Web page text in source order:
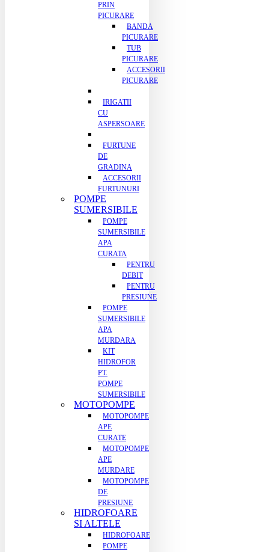
PRIN
PICURARE
BANDA
PICURARE
TUB
PICURARE
ACCESORII
PICURARE
IRIGATII
CU
ASPERSOARE
FURTUNE
DE
GRADINA
ACCESORII
FURTUNURI
POMPE
SUMERSIBILE
POMPE
SUMERSIBILE
APA
CURATA
PENTRU
DEBIT
PENTRU
PRESIUNE
POMPE
SUMERSIBILE
APA
MURDARA
KIT
HIDROFOR
PT.
POMPE
SUMERSIBILE
MOTOPOMPE
MOTOPOMPE
APE
CURATE
MOTOPOMPE
APE
MURDARE
MOTOPOMPE
DE
PRESIUNE
HIDROFOARE
SI ALTELE
HIDROFOARE
POMPE